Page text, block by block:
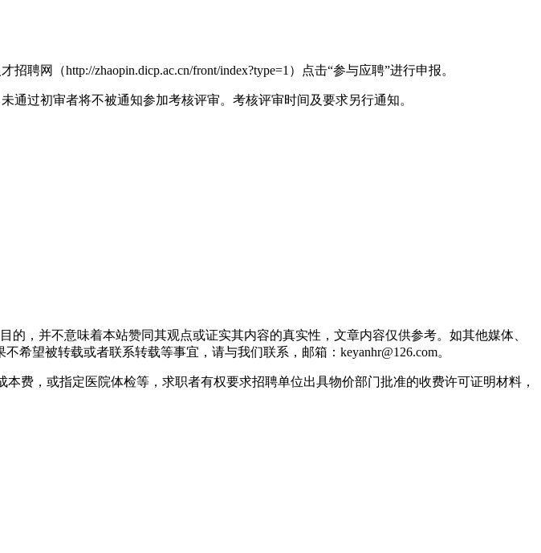
网（http://zhaopin.dicp.ac.cn/front/index?type=1）点击“参与应聘”进行申报。
过初审者将不被通知参加考核评审。考核评审时间及要求另行通知。
，并不意味着本站赞同其观点或证实其内容的真实性，文章内容仅供参考。如其他媒体、
望被转载或者联系转载等事宜，请与我们联系，邮箱：keyanhr@126.com。
费，或指定医院体检等，求职者有权要求招聘单位出具物价部门批准的收费许可证明材料，